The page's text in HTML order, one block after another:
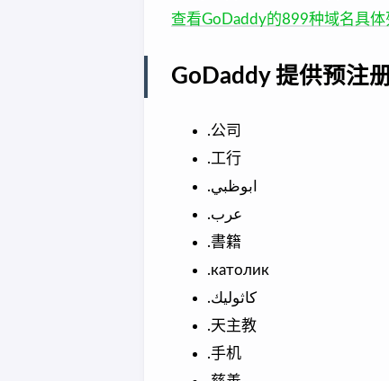
查看GoDaddy的899种域名具
GoDaddy 提供预注
.公司
.工行
.ابوظبي
.عرب
.書籍
.католик
.كاثوليك
.天主教
.手机